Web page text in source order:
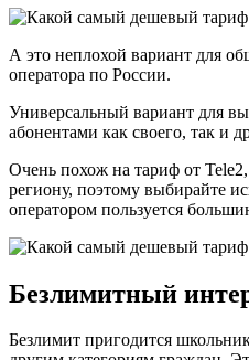
А это неплохой вариант для
оператора по России.
Универсальный вариант для
абонентами как своего, так и
Очень похож на тариф от
региону, поэтому выбирайте
оператором пользуется
Безлимитный
Безлимит пригодится